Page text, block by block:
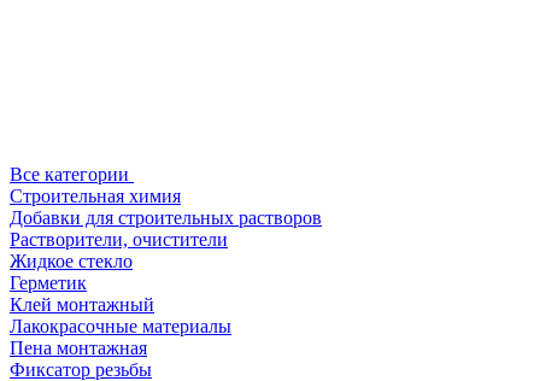
Все категории
Строительная химия
Добавки для строительных растворов
Растворители, очистители
Жидкое стекло
Герметик
Клей монтажный
Лакокрасочные материалы
Пена монтажная
Фиксатор резьбы